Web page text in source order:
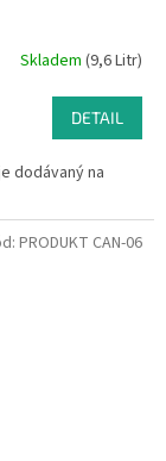
Skladem (9,6 Litr)
DETAIL
dodávaný na
PRODUKT CAN-06